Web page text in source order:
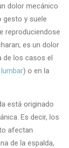
dolor mecánico
gesto y suele
reproduciendose
es un dolor
de los casos el
) o en la
está originado
Es decir, los
afectan
de la espalda,